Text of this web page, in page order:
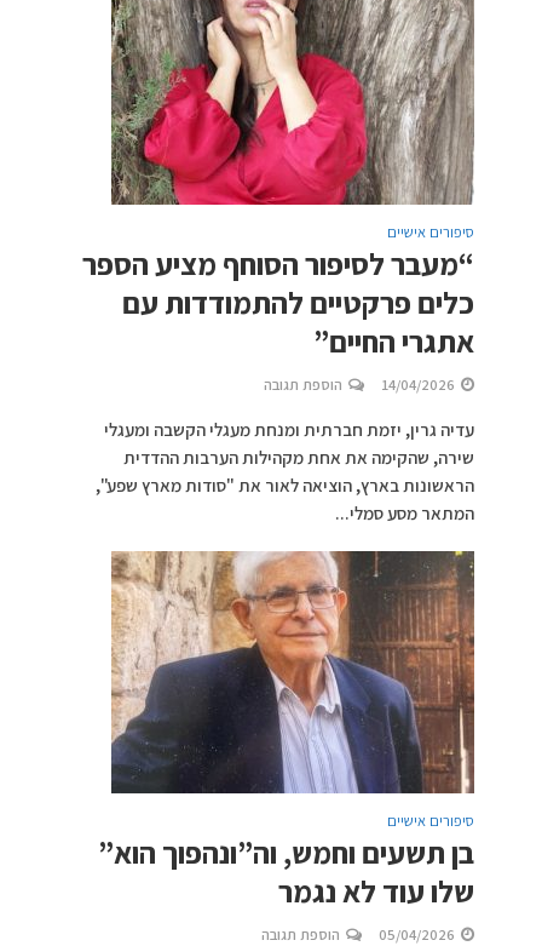
סיפורים אישיים
“מעבר לסיפור הסוחף מציע הספר
כלים פרקטיים להתמודדות עם
אתגרי החיים”
14/04/2026 הוספת תגובה
עדיה גרין, יזמת חברתית ומנחת מעגלי הקשבה ומעגלי
שירה, שהקימה את אחת מקהילות הערבות ההדדית
הראשונות בארץ, הוציאה לאור את "סודות מארץ שפע",
המתאר מסע סמלי...
סיפורים אישיים
בן תשעים וחמש, וה”ונהפוך הוא”
שלו עוד לא נגמר
05/04/2026 הוספת תגובה